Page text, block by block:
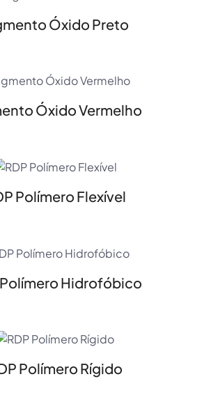
Óxido Preto
Óxido Vermelho
Polímero Flexível
Polímero Hidrofóbico
Polímero Rígido